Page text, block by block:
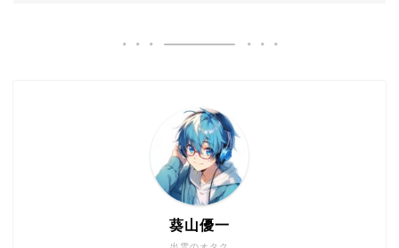
葵山優一